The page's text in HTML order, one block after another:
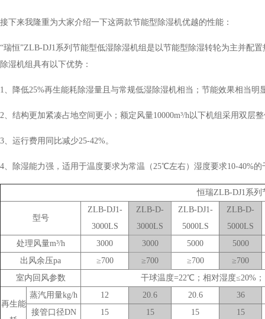
接下来我隆重为大家介绍一下这两款节能型除湿机优越的性能：
“瑞恒”ZLB-DJ1系列节能型低湿除湿机组是以节能型除湿转轮为主并配
除湿机组具有以下优势：
1、降低25%再生能耗除湿量且与常规低湿除湿机相当；节能效果相当明显
2、结构更加紧凑占地空间更小；额定风量10000m³/h以下机组采用双层
3、运行费用同比减少25-42%。
4、除湿能力强，适用于温度要求为常温（25℃左右）湿度要求10-40%的
恒瑞ZLB-DJ1系
型号
ZLB-DJ1-
3000LS
ZLB-D-
3000LS
ZLB-DJ1-
5000LS
ZLB-D-
5000LS
处理风量m³/h
3000 3000 5000
5000
出风余压pa
≥700 ≥700 ≥700
≥700
室内回风参数
干球温度=22℃；相对湿度
再生能
蒸汽用量kg/h 12 20.6 20.6
36
接管口径DN
15 15 15
15